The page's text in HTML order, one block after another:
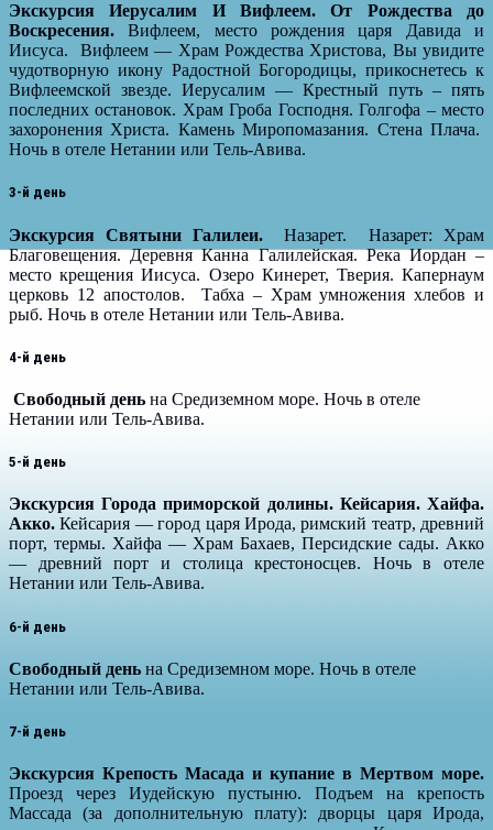
Экскурсия Иерусалим И Вифлеем. От Рождества до
Воскресения. Вифлеем, место рождения царя Давида и
Иисуса. Вифлеем — Храм Рождества Христова, Вы увидите
чудотворную икону Радостной Богородицы, прикоснетесь к
Вифлеемской звезде. Иерусалим — Крестный путь – пять
последних остановок. Храм Гроба Господня. Голгофа – место
захоронения Христа. Камень Миропомазания. Стена Плача.
Ночь в отеле Нетании или Тель-Авива.
3-й день
Экскурсия Святыни Галилеи.Назарет. Назарет: Храм
Благовещения. Деревня Канна Галилейская. Река Иордан –
место крещения Иисуса. Озеро Кинерет, Тверия. Капернаум
церковь 12 апостолов. Табха – Храм умножения хлебов и
рыб. Ночь в отеле Нетании или Тель-Авива.
4-й день
Свободный день на Средиземном море. Ночь в отеле
Нетании или Тель-Авива.
5-й день
Экскурсия Города приморской долины. Кейсария. Хайфа.
Акко. Кейсария — город царя Ирода, римский театр, древний
порт, термы. Хайфа — Храм Бахаев, Персидские сады. Акко
— древний порт и столица крестоносцев. Ночь в отеле
Нетании или Тель-Авива.
6-й день
Свободный день на Средиземном море. Ночь в отеле
Нетании или Тель-Авива.
7-й день
Экскурсия Крепость Масада и купание в Мертвом море.
Проезд через Иудейскую пустыню. Подъем на крепость
Массада (за дополнительную плату): дворцы царя Ирода,